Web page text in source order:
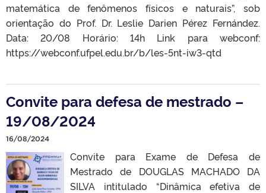
matemática de fenômenos físicos e naturais”, sob
orientação do Prof. Dr. Leslie Darien Pérez Fernández.
Data: 20/08 Horário: 14h Link para webconf:
https://webconf.ufpel.edu.br/b/les-5nt-iw3-qtd
Convite para defesa de mestrado –
19/08/2024
16/08/2024
Convite para Exame de Defesa de
Mestrado de DOUGLAS MACHADO DA
SILVA intitulado “Dinâmica efetiva de